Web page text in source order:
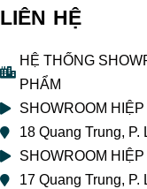
LIÊN HỆ
HỆ THỐNG
PHẨM
SHOWROOM
18 Quang Trung,
SHOWROOM
17 Quang Trung,